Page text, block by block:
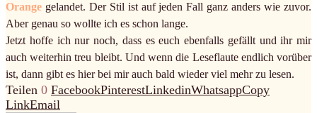
Orange gelandet. Der Stil ist auf jeden Fall ganz anders wie zuvor.
Aber genau so wollte ich es schon lange.
Jetzt hoffe ich nur noch, dass es euch ebenfalls gefällt und ihr mir
auch weiterhin treu bleibt. Und wenn die Leseflaute endlich vorüber
ist, dann gibt es hier bei mir auch bald wieder viel mehr zu lesen.
Teilen 0 FacebookPinterestLinkedinWhatsappCopy
LinkEmail